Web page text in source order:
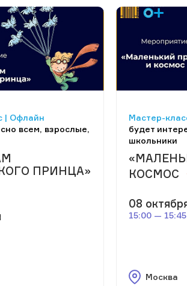
| Офлайн
всем, взрослые,
ПРИНЦА»
Мастер-
будет
школьники
КОСМОС
08
15:00 — 15:45
Москва